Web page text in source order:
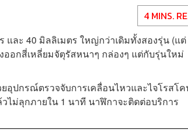
4 MINS.
และ 40 มิลลิเมตร ใหญ่กว่าเดิมทั้งสองรุ่น (แต่
ออกสี่เหลี่ยมจัตุรัสหนาๆ กล่องๆ แต่กับรุ่นใหม่
อุปกรณ์ตรวจจับการเคลื่อนไหวและไจโรสโ
ม่ลุกภายใน 1 นาที นาฬิกาจะติดต่อบริการ